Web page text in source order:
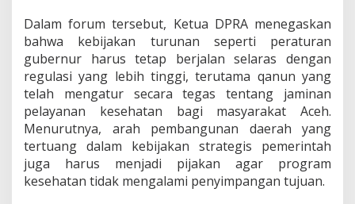
Dalam forum tersebut, Ketua DPRA menegaskan
bahwa kebijakan turunan seperti peraturan
gubernur harus tetap berjalan selaras dengan
regulasi yang lebih tinggi, terutama qanun yang
telah mengatur secara tegas tentang jaminan
pelayanan kesehatan bagi masyarakat Aceh.
Menurutnya, arah pembangunan daerah yang
tertuang dalam kebijakan strategis pemerintah
juga harus menjadi pijakan agar program
kesehatan tidak mengalami penyimpangan tujuan.